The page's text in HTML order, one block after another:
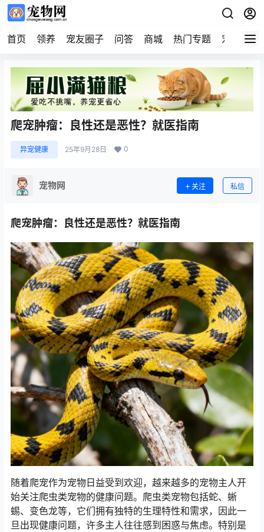
首页 领养 宠友圈子 问答 商城 热门专题 宠物企业
爬宠肿瘤：良性还是恶性？就医指南
异宠健康 25年9月28日 0
宠物网 关注 私信
爬宠肿瘤：良性还是恶性？就医指南
随着爬宠作为宠物日益受到欢迎，越来越多的宠物主人开
始关注爬虫类宠物的健康问题。爬虫类宠物包括蛇、蜥
蜴、变色龙等，它们拥有独特的生理特性和需求，因此一
旦出现健康问题，许多主人往往感到困惑与焦虑。特别是